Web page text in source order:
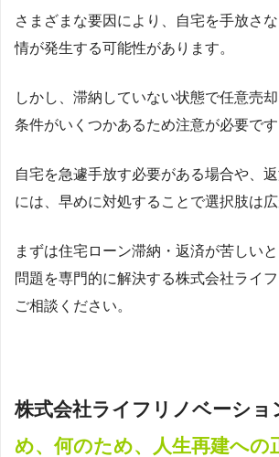
さまざまな要因により、自宅を手放さ
情が発生する可能性があります。
しかし、滞納していない状態で任意売却
条件がいくつかあるため注意が必要です
自宅を急遽手放す必要がある場合や、
には、 早めに対処することで選択肢は広
まずは住宅ローン滞納・返済が苦しい
問題を専門的に解決する株式会社ライ
ご相談ください。
株式会社ライフリノベーショ
め、何のため、人生再建への